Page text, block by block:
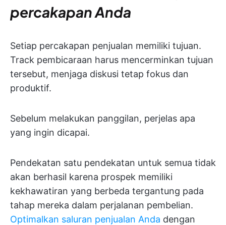
percakapan Anda
Setiap percakapan penjualan memiliki tujuan.
Track pembicaraan harus mencerminkan tujuan
tersebut, menjaga diskusi tetap fokus dan
produktif.
Sebelum melakukan panggilan, perjelas apa
yang ingin dicapai.
Pendekatan satu pendekatan untuk semua tidak
akan berhasil karena prospek memiliki
kekhawatiran yang berbeda tergantung pada
tahap mereka dalam perjalanan pembelian.
Optimalkan saluran penjualan Anda dengan